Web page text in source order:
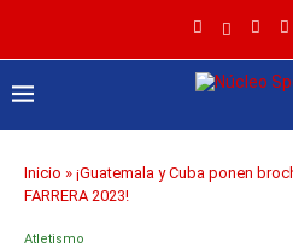
Inicio » ¡Guatemala y Cuba ponen
FARRERA 2023!
Atletismo